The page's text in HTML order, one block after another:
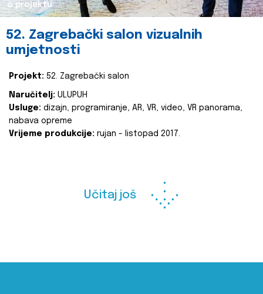
o projektu
52. Zagrebački salon vizualnih
umjetnosti
Projekt: 52. Zagrebački salon
Naručitelj: ULUPUH
Usluge: dizajn, programiranje, AR, VR, video, VR panorama,
nabava opreme
Vrijeme produkcije: rujan - listopad 2017.
Učitaj još